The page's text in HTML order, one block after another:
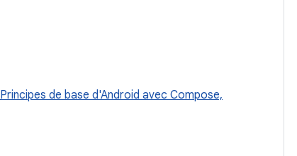
Principes de base d'Android avec Compose,